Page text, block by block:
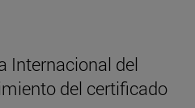
Internacional del
del certificado